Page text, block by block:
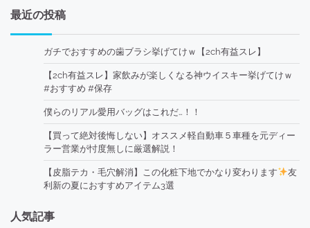
最近の投稿
ガチでおすすめの歯ブラシ挙げてけｗ【2ch有益スレ】
【2ch有益スレ】家飲みが楽しくなる神ウイスキー挙げてけｗ
#おすすめ #保存
僕らのリアル愛用バッグはこれだ…！！
【買って絶対後悔しない】オススメ軽自動車５車種を元ディー
ラー営業が忖度無しに厳選解説！
【皮脂テカ・毛穴解消】この化粧下地でかなり変わります
友
利新の夏におすすめアイテム3選
人気記事